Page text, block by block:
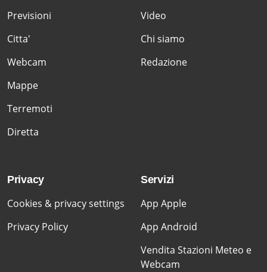
Previsioni
Citta'
Webcam
Mappe
Terremoti
Diretta
Video
Chi siamo
Redazione
Privacy
Cookies & privacy settings
Privacy Policy
Servizi
App Apple
App Android
Vendita Stazioni Meteo e
Webcam